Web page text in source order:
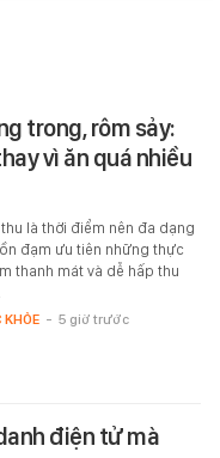
trong, rôm sảy:
vì ăn quá nhiều
là thời điểm nên đa dạng
đạm ưu tiên những thực
thanh mát và dễ hấp thu
KHỎE - 5 giờ trước
điện tử mà